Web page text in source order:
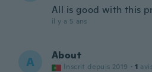
All is good with this
il y a 5 ans
A About
Inscrit depuis 2019 · 1